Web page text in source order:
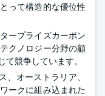
って構造的な優位性
ープライズカーボン
クノロジー分野の顧
て競争しています。
、オーストラリア、
ークに組み込まれた